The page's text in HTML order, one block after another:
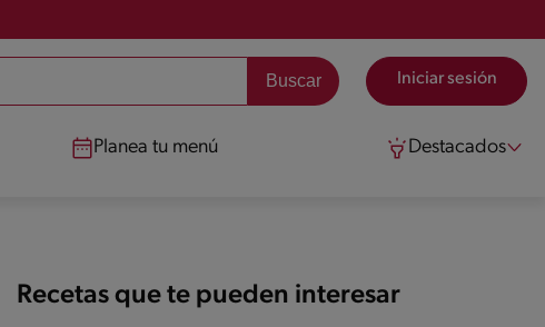
Iniciar sesión
Planea tu menú Destacados
Recetas que te pueden interesar